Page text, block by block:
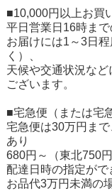
■10,000円以上お買
平日営業日16時ま
お届けには1～3日
く）、
天候や交通状況な
ございます。
■宅急便（または宅
宅急便は30万円ま
あり
680円～（東北750
配達日時の指定がで
お品代3万円未満の